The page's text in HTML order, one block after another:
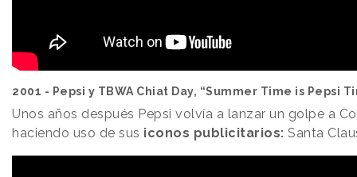
2001 - Pepsi y TBWA Chiat Day, “Summer Time is Pepsi
Unos años después Pepsi volvía a lanzar un golpe a
haciendo uso de sus iconos publicitarios: Santa